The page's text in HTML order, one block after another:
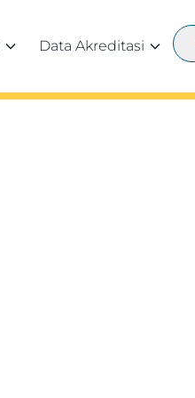
Data Akreditasi